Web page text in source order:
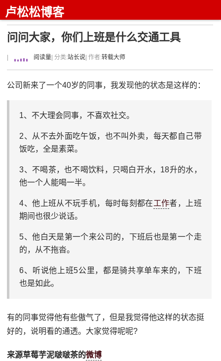
卢松松博客
问问大家，你们上班是什么交通工具
阅读量 | 分类:站长说 | 作者:转载大师
公司新来了一个40岁的同事，我发现他的状态是这样的：
1、不大理会同事，不喜欢社交。
2、从不去外面吃午饭，也不叫外卖，每天都自己带
饭吃，全是素菜。
3、不喝茶，也不喝饮料，只喝白开水，18升的水，
他一个人能喝一半。
4、他上班从不玩手机，每时每刻都在工作者，上班
期间也很少说话。
5、他白天是第一个来公司的，下班后也是第一个走
的，从不拖沓。
6、听说他上班5公里，都是骑共享单车来的，下班
也是如此。
有的同事觉得他有些傲气了，但是我觉得他这样的状态挺
好的，说明看的通透。大家觉得呢呢?
来源草莓芋泥啵啵茶的微博